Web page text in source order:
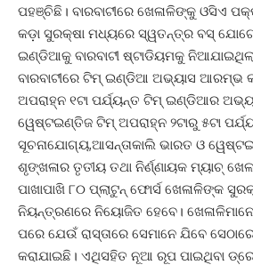
ପହଞ୍ଚିଛି। ବାରବାଟୀରେ ଖେଳାଳିଙ୍କୁ ଓସିଏ
କଡ଼ା ସୁରକ୍ଷା ମଧ୍ୟରେ ସ୍ୱତନ୍ତ୍ର ବସ୍
ଇଣ୍ଡିଆକୁ ବାରବାଟୀ ଷ୍ଟାଡିୟମକୁ
ବାରବାଟୀରେ ଟିମ୍ ଇଣ୍ଡିଆ ଅଭ୍ୟାସ ଆରମ୍ଭ
ଅପରାହ୍ନ ୧ଟା ପର୍ଯ୍ୟନ୍ତ ଟିମ୍ ଇଣ୍ଡିଆର
ୱେଷ୍ଟଇଣ୍ତିଜ ଟିମ୍ ଅପରାହ୍ନ ୨ଟାରୁ ୫ଟା
ସୂଚନାଯୋଗ୍ୟ,ଆସନ୍ତାକାଲି ଭାରତ ଓ
ଶୃଙ୍ଖଳାର ତୃତୀୟ ତଥା ନିର୍ଣ୍ଣାୟକ ମ୍ୟାଚ୍
ପାଖାପାଖି ୮୦ ପ୍ଲାଟୁନ୍ ଫୋର୍ସ ଖେଳାଳିଙ୍କ
ନିୟନ୍ତ୍ରଣରେ ନିୟୋଜିତ ହେବେ।
ପରେ ଯେଉଁ ରାସ୍ତାରେ ସେମାନେ ଯିବେ
କରାଯାଇଛି। ଏଥିସହିତ ନୂଆ ରୂପ ପାଇଥିବା